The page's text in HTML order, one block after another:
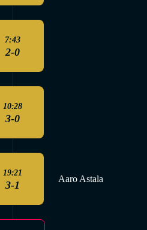
7:43
2-0
10:28
3-0
19:21
3-1
Aaro Astala